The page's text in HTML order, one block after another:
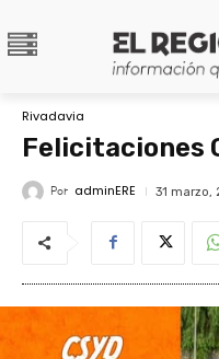
Rivadavia
Felicitaciones
Por adminERE 31 marzo,